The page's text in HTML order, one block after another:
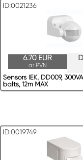
ID:0021236
6.70 EUR
ar PVN
Sensors IEK, DD009,
balts, 12m MAX
ID:0019749